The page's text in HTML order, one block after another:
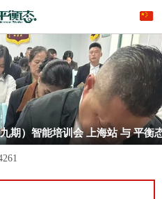
期）智能培训会 上海站 与 平衡
仁站 》圆满成功！